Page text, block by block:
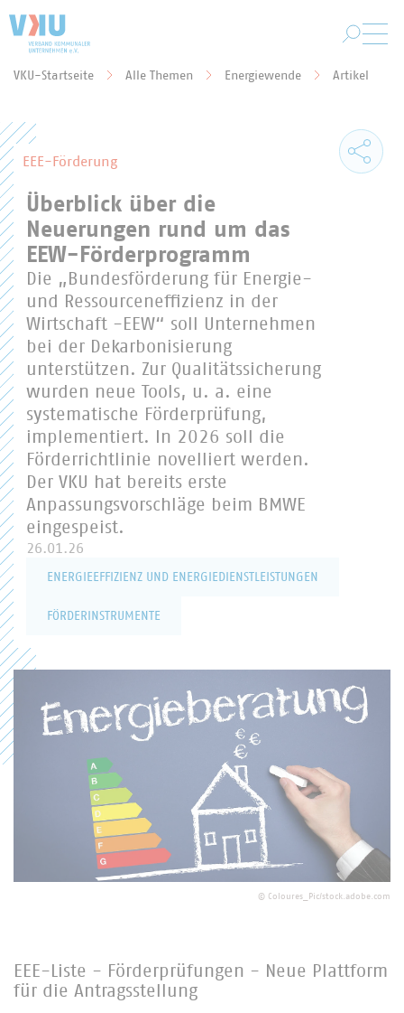
VKU-Startseite Alle Themen Energiewende Artikel
EEE-Förderung
Überblick über die
Neuerungen rund um das
EEW-Förderprogramm
Die „Bundesförderung für Energie-
und Ressourceneffizienz in der
Wirtschaft -EEW“ soll Unternehmen
bei der Dekarbonisierung
unterstützen. Zur Qualitätssicherung
wurden neue Tools, u. a. eine
systematische Förderprüfung,
implementiert. In 2026 soll die
Förderrichtlinie novelliert werden.
Der VKU hat bereits erste
Anpassungsvorschläge beim BMWE
eingespeist.
26.01.26
ENERGIEEFFIZIENZ UND ENERGIEDIENSTLEISTUNGEN
FÖRDERINSTRUMENTE
© Coloures_Pic/stock.adobe.com
EEE-Liste - Förderprüfungen - Neue Plattform
für die Antragsstellung